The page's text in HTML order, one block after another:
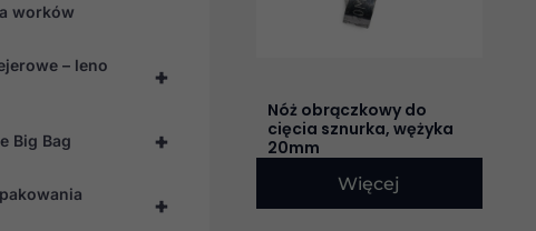
worków
+
– leno
+
Big Bag
+
Nóż obrączkowy do
cięcia sznurka, wężyka
20mm
Więcej